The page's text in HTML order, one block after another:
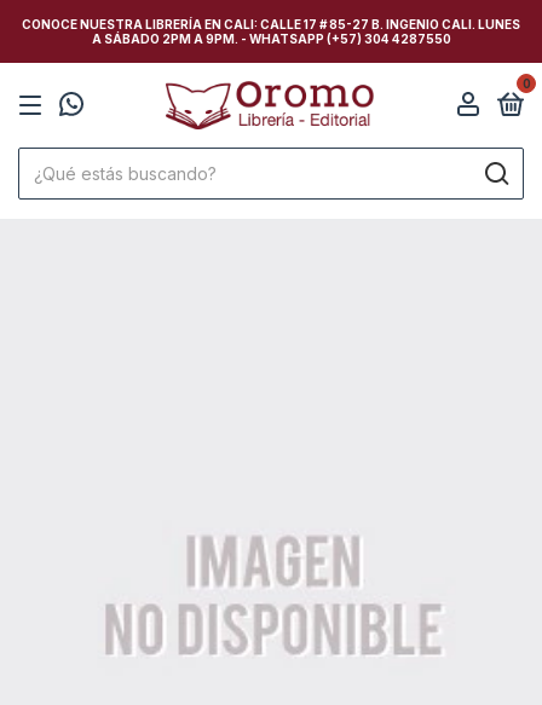
CONOCE NUESTRA LIBRERÍA EN CALI: CALLE 17 # 85-27 B. INGENIO CALI. LUNES
A SÁBADO 2PM A 9PM. - WHATSAPP (+57) 304 4287550
0